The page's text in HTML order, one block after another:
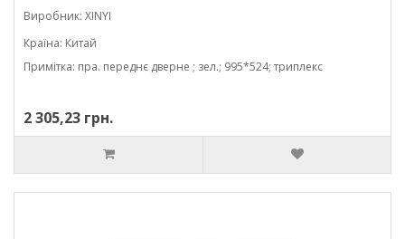
Виробник: XINYI
Країна: Китай
Примітка: пра. переднє дверне ; зел.; 995*524; триплекс
2 305,23 грн.